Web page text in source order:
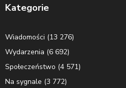
Kategorie
Wiadomości (13 276)
Wydarzenia (6 692)
Społeczeństwo (4 571)
Na sygnale (3 772)